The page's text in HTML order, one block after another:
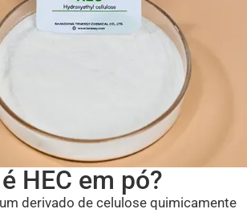
HEC em pó?
derivado de celulose quimicamente